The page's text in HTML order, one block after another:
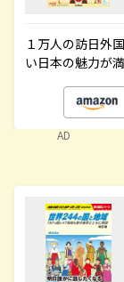
１万人の訪日外
い日本の魅力が
AD